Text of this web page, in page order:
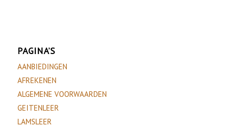
PAGINA’S
AANBIEDINGEN
AFREKENEN
ALGEMENE VOORWAARDEN
GEITENLEER
LAMSLEER